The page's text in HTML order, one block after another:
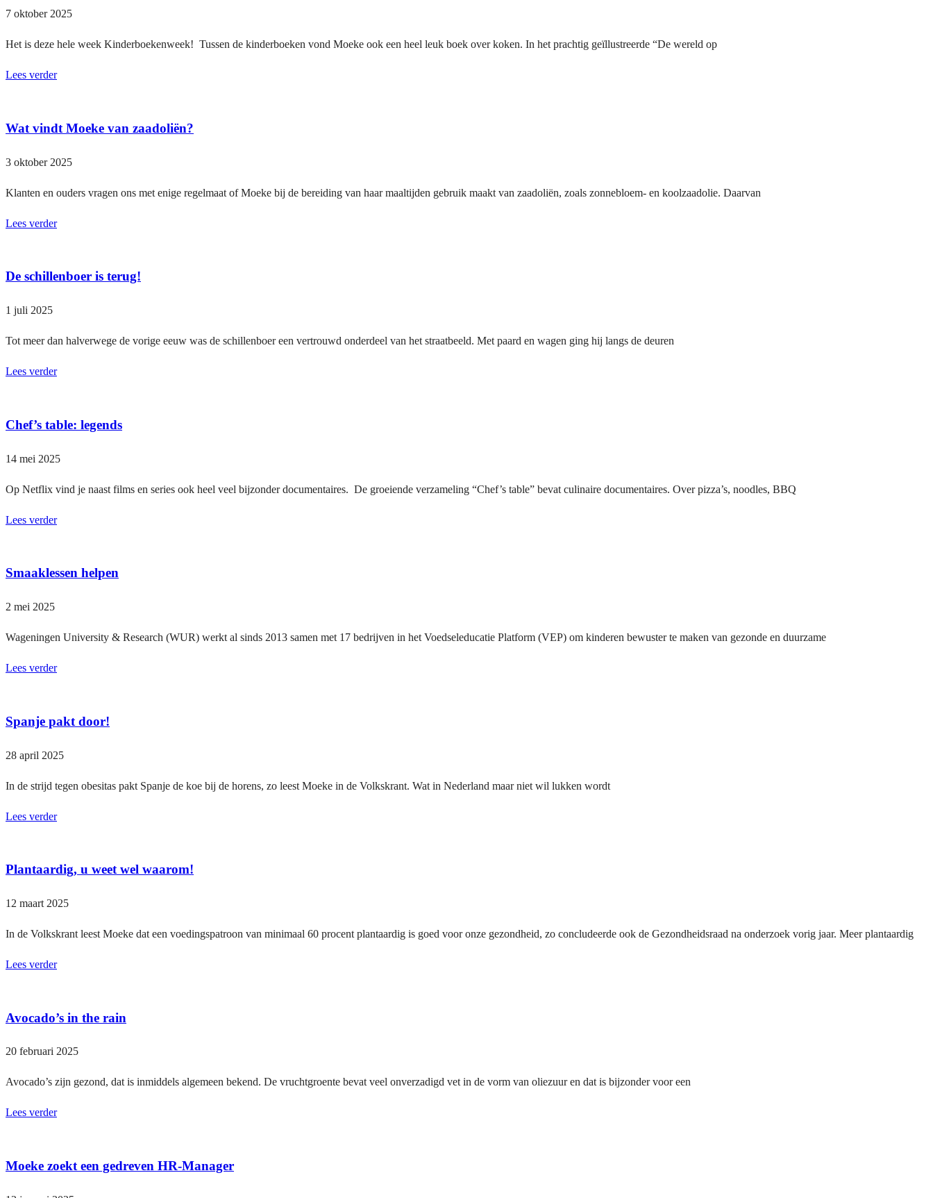
7 oktober 2025
Het is deze hele week Kinderboekenweek! Tussen de kinderboeken vond Moeke ook een heel leuk boek over koken. In het prachtig geïllustreerde “De wereld op
Lees verder
Wat vindt Moeke van zaadoliën?
3 oktober 2025
Klanten en ouders vragen ons met enige regelmaat of Moeke bij de bereiding van haar maaltijden gebruik maakt van zaadoliën, zoals zonnebloem- en koolzaadolie. Daarvan
Lees verder
De schillenboer is terug!
1 juli 2025
Tot meer dan halverwege de vorige eeuw was de schillenboer een vertrouwd onderdeel van het straatbeeld. Met paard en wagen ging hij langs de deuren
Lees verder
Chef’s table: legends
14 mei 2025
Op Netflix vind je naast films en series ook heel veel bijzonder documentaires. De groeiende verzameling “Chef’s table” bevat culinaire documentaires. Over pizza’s, noodles, BBQ
Lees verder
Smaaklessen helpen
2 mei 2025
Wageningen University & Research (WUR) werkt al sinds 2013 samen met 17 bedrijven in het Voedseleducatie Platform (VEP) om kinderen bewuster te maken van gezonde en duurzame
Lees verder
Spanje pakt door!
28 april 2025
In de strijd tegen obesitas pakt Spanje de koe bij de horens, zo leest Moeke in de Volkskrant. Wat in Nederland maar niet wil lukken wordt
Lees verder
Plantaardig, u weet wel waarom!
12 maart 2025
In de Volkskrant leest Moeke dat een voedingspatroon van minimaal 60 procent plantaardig is goed voor onze gezondheid, zo concludeerde ook de Gezondheidsraad na onderzoek vorig jaar. Meer plantaardig
Lees verder
Avocado’s in the rain
20 februari 2025
Avocado’s zijn gezond, dat is inmiddels algemeen bekend. De vruchtgroente bevat veel onverzadigd vet in de vorm van oliezuur en dat is bijzonder voor een
Lees verder
Moeke zoekt een gedreven HR-Manager